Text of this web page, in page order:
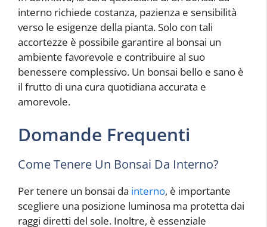
interno richiede costanza, pazienza e sensibilità
verso le esigenze della pianta. Solo con tali
accortezze è possibile garantire al bonsai un
ambiente favorevole e contribuire al suo
benessere complessivo. Un bonsai bello e sano è
il frutto di una cura quotidiana accurata e
amorevole.
Domande Frequenti
Come Tenere Un Bonsai Da Interno?
Per tenere un bonsai da interno, è importante
scegliere una posizione luminosa ma protetta dai
raggi diretti del sole. Inoltre, è essenziale